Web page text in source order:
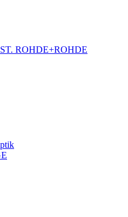
ROHDE+ROHDE